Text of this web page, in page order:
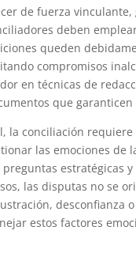
de fuerza
deben
queden
compromisos
en técnicas de
que
la conciliación
las emociones
estratégicas
las disputas no se
desconfianza
estos factores